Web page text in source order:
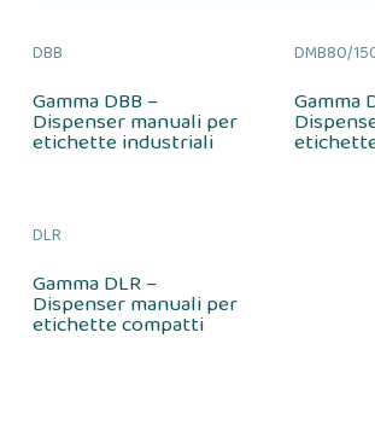
DBB
Gamma DBB –
Dispenser manuali per
etichette industriali
DMB80/
Gamma
DLR
Gamma DLR –
Dispenser manuali per
etichette compatti